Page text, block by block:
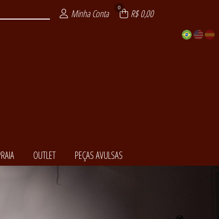
Minha Conta 0 R$ 0,00
OUTLET PEÇAS AVULSAS